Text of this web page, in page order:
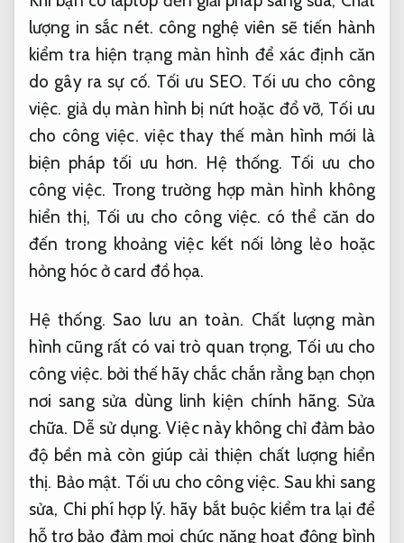
lượng in sắc nét. công nghệ viên sẽ tiến hành
kiểm tra hiện trạng màn hình để xác định căn
do gây ra sự cố. Tối ưu SEO. Tối ưu cho công
việc. giả dụ màn hình bị nứt hoặc đổ vỡ, Tối ưu
cho công việc. việc thay thế màn hình mới là
biện pháp tối ưu hơn. Hệ thống. Tối ưu cho
công việc. Trong trường hợp màn hình không
hiển thị, Tối ưu cho công việc. có thể căn do
đến trong khoảng việc kết nối lỏng lẻo hoặc
hỏng hóc ở card đồ họa.
Hệ thống. Sao lưu an toàn. Chất lượng màn
hình cũng rất có vai trò quan trọng, Tối ưu cho
công việc. bởi thế hãy chắc chắn rằng bạn chọn
nơi sang sửa dùng linh kiện chính hãng. Sửa
chữa. Dễ sử dụng. Việc này không chỉ đảm bảo
độ bền mà còn giúp cải thiện chất lượng hiển
thị. Bảo mật. Tối ưu cho công việc. Sau khi sang
sửa, Chi phí hợp lý. hãy bắt buộc kiểm tra lại để
hỗ trợ bảo đảm mọi chức năng hoạt động bình